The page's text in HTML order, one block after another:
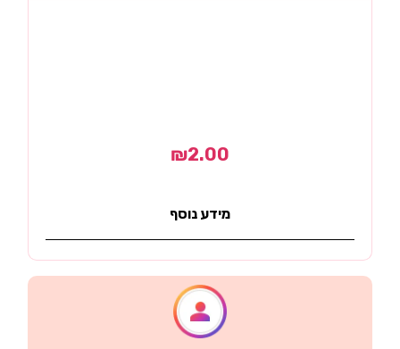
₪2.00
מידע נוסף